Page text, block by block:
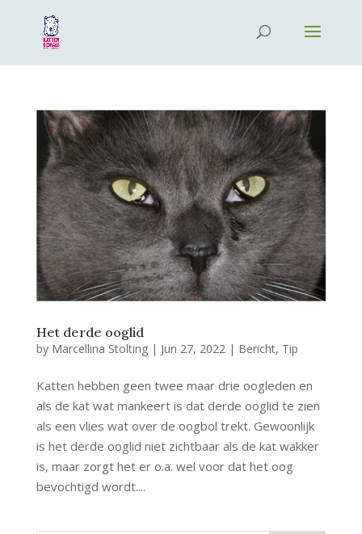
Het derde ooglid
by Marcellina Stolting| Jun 27, 2022 | Bericht, Tip
Katten hebben geen twee maar drie oogleden en
als de kat wat mankeert is dat derde ooglid te zien
als een vlies wat over de oogbol trekt. Gewoonlijk
is het derde ooglid niet zichtbaar als de kat wakker
is, maar zorgt het er o.a. wel voor dat het oog
bevochtigd wordt....